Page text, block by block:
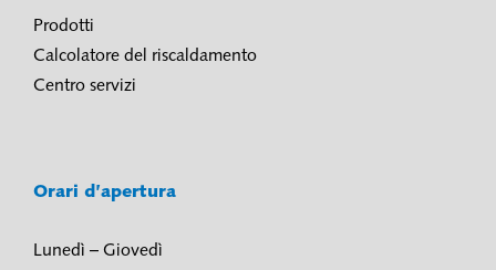
Prodotti
Calcolatore del riscaldamento
Centro servizi
Orari d’apertura
Lunedì – Giovedì